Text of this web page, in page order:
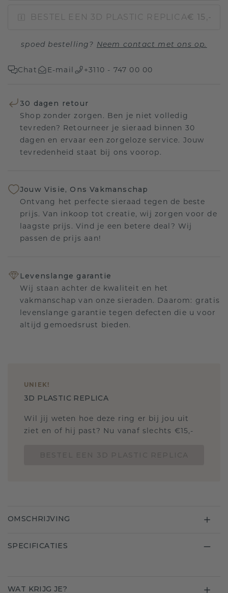
BESTEL EEN 3D PLASTIC REPLICA€ 15,-
spoed bestelling? Neem contact met ons op.
Chat E-mail +3110 - 747 00 00
30 dagen retour
Shop zonder zorgen. Ben je niet volledig
tevreden? Retourneer je sieraad binnen 30
dagen en ervaar een zorgeloze service. Jouw
tevredenheid staat bij ons voorop.
Jouw Visie, Ons Vakmanschap
Ontvang het perfecte sieraad tegen de beste
prijs. Van inkoop tot creatie, wij zorgen voor de
laagste prijs. Vind je een betere deal? Wij
passen de prijs aan!
Levenslange garantie
Wij staan achter de kwaliteit en het
vakmanschap van onze sieraden. Daarom: gratis
levenslange garantie tegen defecten die u voor
altijd gemoedsrust bieden.
UNIEK!
3D PLASTIC REPLICA
Wil jij weten hoe deze ring er bij jou uit
ziet en of hij past? Nu vanaf slechts €15,-
OMSCHRIJVING
SPECIFICATIES
WAT KRIJG JE?